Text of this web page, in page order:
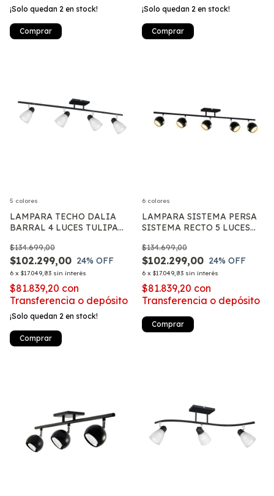
¡Solo quedan 2 en stock!
Comprar
¡Solo quedan 2 en stock!
Comprar
LAMPARA TECHO DALIA
BARRAL 4 LUCES TULIPA
E27
$102.299,00
$134.699,00
24% OFF
6 x $17.049,83 sin interés
$81.839,20 con
Transferencia o depósito
¡Solo quedan 2 en stock!
5 colores
Comprar
LAMPARA SISTEMA PERSA
SISTEMA RECTO 5 LUCES
$102.299,00
$134.699,00
24% OFF
6 x $17.049,83 sin interés
$81.839,20 con
Transferencia o depósito
6 colores
Comprar